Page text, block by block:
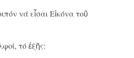
νά εἶσαι Εἰκόνα τοῦ
τό ἑξῆς: